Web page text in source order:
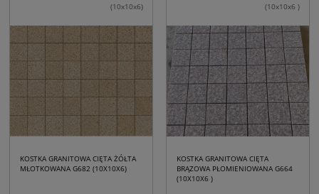
KOSTKA GRANITOWA CIĘTA ŻÓŁTA
MŁOTKOWANA G682 (10X10X6)
(10x10x6)
KOSTKA GRANITOWA CIĘTA
BRĄZOWA PŁOMIENIOWANA G664
(10X10X6 )
(10x10x6 )